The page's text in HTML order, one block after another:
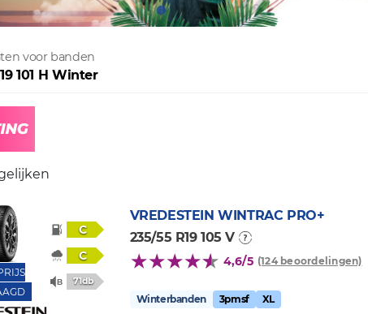
voor banden
101 H Winter
C
C
71db
VREDESTEIN WINTRAC PRO+
235/55 R19 105 V
4,6/5 (124 beoordelingen)
Winterbanden 3pmsf XL